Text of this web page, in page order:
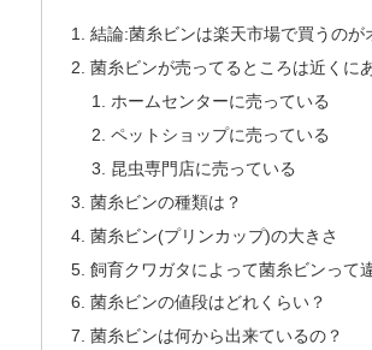
結論:菌糸ビンは楽天市場で買うのが
菌糸ビンが売ってるところは近くに
ホームセンターに売っている
ペットショップに売っている
昆虫専門店に売っている
菌糸ビンの種類は？
菌糸ビン(プリンカップ)の大きさ
飼育クワガタによって菌糸ビンって
菌糸ビンの値段はどれくらい？
菌糸ビンは何から出来ているの？